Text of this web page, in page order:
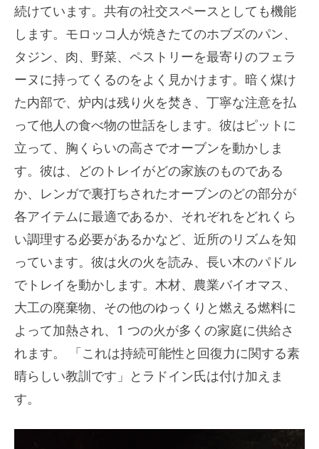
続けています。共有の社交スペースとしても機能
します。モロッコ人が焼きたてのホブズのパン、
タジン、肉、野菜、ペストリーを最寄りのフェラ
ーヌに持ってくるのをよく見かけます。暗く煤け
た内部で、炉内は残り火を焚き、丁寧な注意を払
って他人の食べ物の世話をします。彼はピットに
立って、胸くらいの高さでオーブンを動かしま
す。彼は、どのトレイがどの家族のものである
か、レンガで裏打ちされたオーブンのどの部分が
各アイテムに最適であるか、それぞれをどれくら
い調理する必要があるかなど、近所のリズムを知
っています。彼は火の火を読み、長い木のパドル
でトレイを動かします。木材、農業バイオマス、
大工の廃棄物、その他のゆっくりと燃える燃料に
よって加熱され、1 つの火が多くの家庭に供給さ
れます。 「これは持続可能性と回復力に関する素
晴らしい教訓です」とラドイン氏は付け加えま
す。